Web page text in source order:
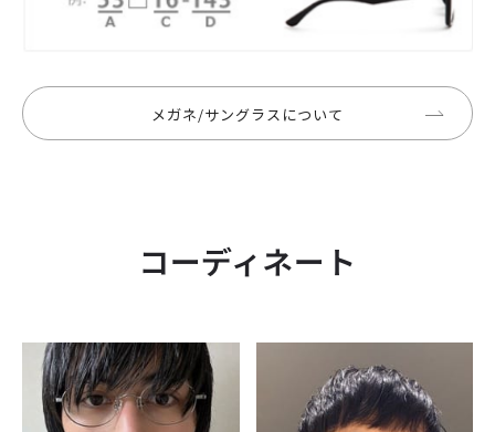
メガネ/サングラスについて
コーディネート